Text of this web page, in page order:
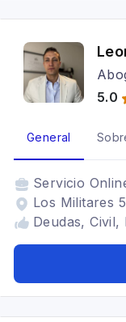
5.0
General
Servicio
Los Militares
Deudas,